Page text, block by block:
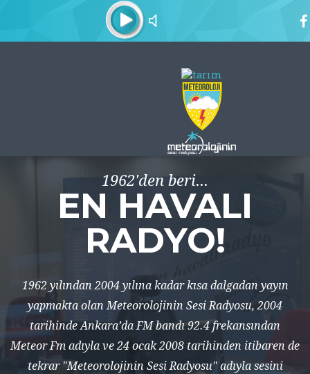
1962'den beri...
EN HAVALI
RADYO!
1962 yılından 2004 yılına kadar kısa dalgadan yayın
yapmakta olan Meteorolojinin Sesi Radyosu, 2004
tarihinde Ankara’da FM bandı 92.4 frekansından
Meteor Fm adıyla ve 24 ocak 2008 tarihinden itibaren de
tekrar "Meteorolojinin Sesi Radyosu" adıyla sesini